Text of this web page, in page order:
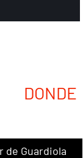
de Guardiola